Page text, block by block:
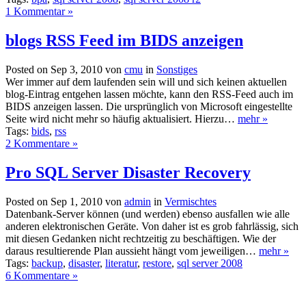
1 Kommentar »
blogs RSS Feed im BIDS anzeigen
Posted on Sep 3, 2010 von cmu in Sonstiges
Wer immer auf dem laufenden sein will und sich keinen aktuellen
blog-Eintrag entgehen lassen möchte, kann den RSS-Feed auch im
BIDS anzeigen lassen. Die ursprünglich von Microsoft eingestellte
Seite wird nicht mehr so häufig aktualisiert. Hierzu… mehr »
Tags: bids, rss
2 Kommentare »
Pro SQL Server Disaster Recovery
Posted on Sep 1, 2010 von admin in Vermischtes
Datenbank-Server können (und werden) ebenso ausfallen wie alle
anderen elektronischen Geräte. Von daher ist es grob fahrlässig, sich
mit diesen Gedanken nicht rechtzeitig zu beschäftigen. Wie der
daraus resultierende Plan aussieht hängt vom jeweiligen… mehr »
Tags: backup, disaster, literatur, restore, sql server 2008
6 Kommentare »